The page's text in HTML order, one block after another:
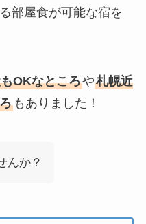
部屋食が可能な宿を
OKなところや札幌近
もありました！
んか？